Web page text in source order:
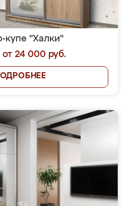
купе "Халки"
от 24 000 руб.